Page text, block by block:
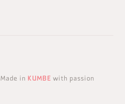
Made in KUMBE with passion